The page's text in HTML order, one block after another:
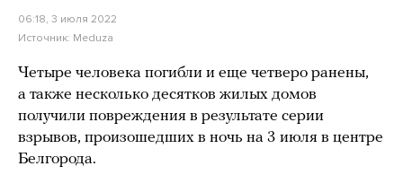
06:18, 3 июля 2022
Источник: Meduza
Четыре человека погибли и еще четверо ранены,
а также несколько десятков жилых домов
получили повреждения в результате серии
взрывов, произошедших в ночь на 3 июля в центре
Белгорода.